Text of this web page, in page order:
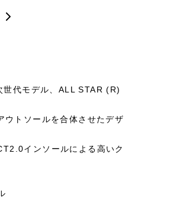
代モデル、ALL STAR (R)
ウトソールを合体させたデザ
インソールによる高いク